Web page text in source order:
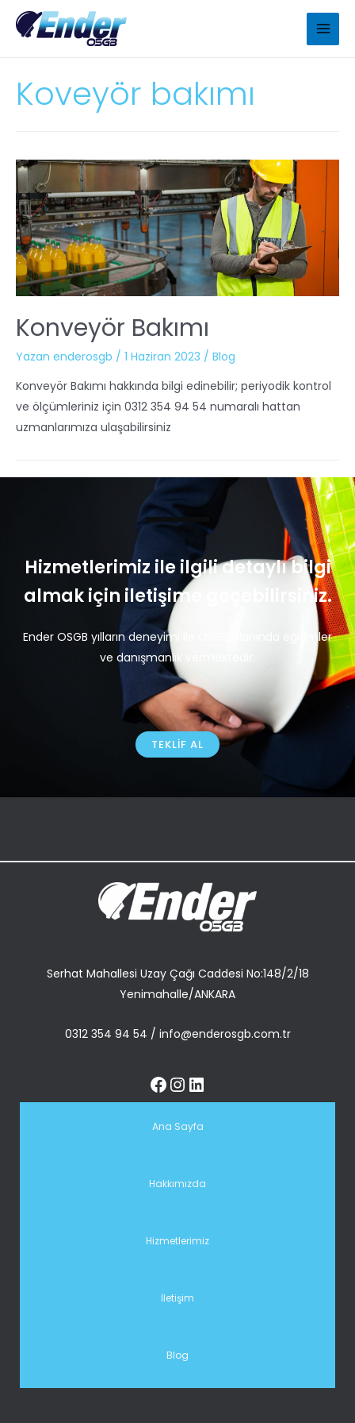
Koveyör bakımı
Konveyör Bakımı
Yazan enderosgb / 1 Haziran 2023 / Blog
Konveyör Bakımı hakkında bilgi edinebilir; periyodik kontrol
ve ölçümleriniz için 0312 354 94 54 numaralı hattan
uzmanlarımıza ulaşabilirsiniz
Hizmetlerimiz ile ilgili detaylı bilgi
almak için iletişime geçebilirsiniz.
Ender OSGB yılların deneyimi ile OSGB alanında eğitimler
ve danışmanlık vermektedir.
TEKLIF AL
Serhat Mahallesi Uzay Çağı Caddesi No:148/2/18
Yenimahalle/ANKARA
0312 354 94 54 / info@enderosgb.com.tr
Ana Sayfa
Hakkımızda
Hizmetlerimiz
İletişim
Blog